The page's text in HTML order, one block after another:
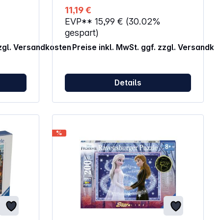
Versandkosten
unter 3 Jahren geeignet.
Erstickungsgefahr wegen
verschluckbarer Kleinteile.
11,19 €
EVP**15,99 € (30.02%
gespart)
Preise inkl. MwSt. ggf. zzgl.
Details
%